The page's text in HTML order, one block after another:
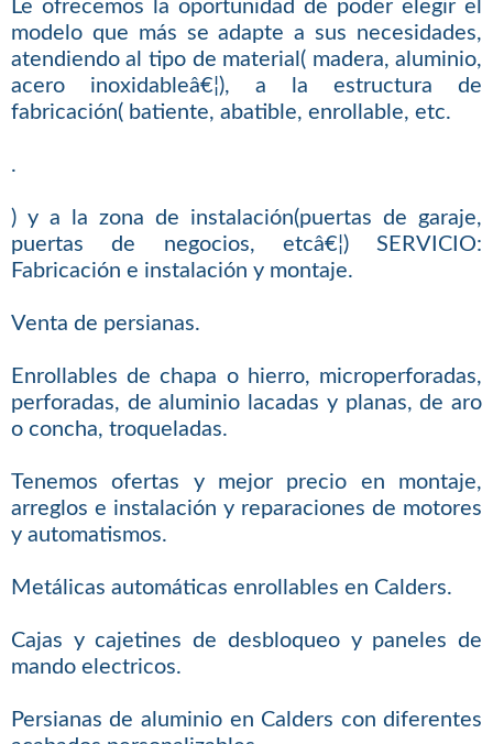
Le ofrecemos la oportunidad de poder elegir el
modelo que más se adapte a sus necesidades,
atendiendo al tipo de material( madera, aluminio,
acero inoxidableâ€¦), a la estructura de
fabricación( batiente, abatible, enrollable, etc.
.
) y a la zona de instalación(puertas de garaje,
puertas de negocios, etcâ€¦) SERVICIO:
Fabricación e instalación y montaje.
Venta de persianas.
Enrollables de chapa o hierro, microperforadas,
perforadas, de aluminio lacadas y planas, de aro
o concha, troqueladas.
Tenemos ofertas y mejor precio en montaje,
arreglos e instalación y reparaciones de motores
y automatismos.
Metálicas automáticas enrollables en Calders.
Cajas y cajetines de desbloqueo y paneles de
mando electricos.
Persianas de aluminio en Calders con diferentes